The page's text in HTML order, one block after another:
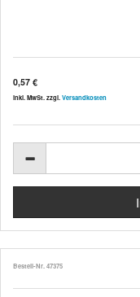
0,57 €
inkl. MwSt. zzgl. Versandkosten
Bestell-Nr. 47375